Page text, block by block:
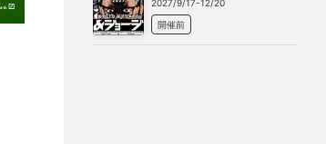
2027/9/17-12/20
開催前